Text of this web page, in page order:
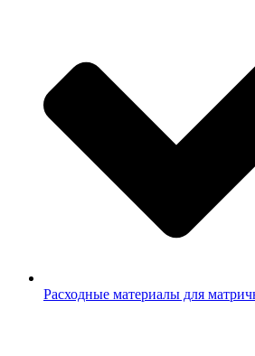
Расходные материалы для